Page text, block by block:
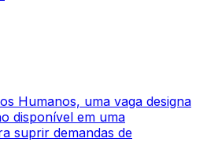
Humanos, uma vaga designa
disponível em uma
suprir demandas de